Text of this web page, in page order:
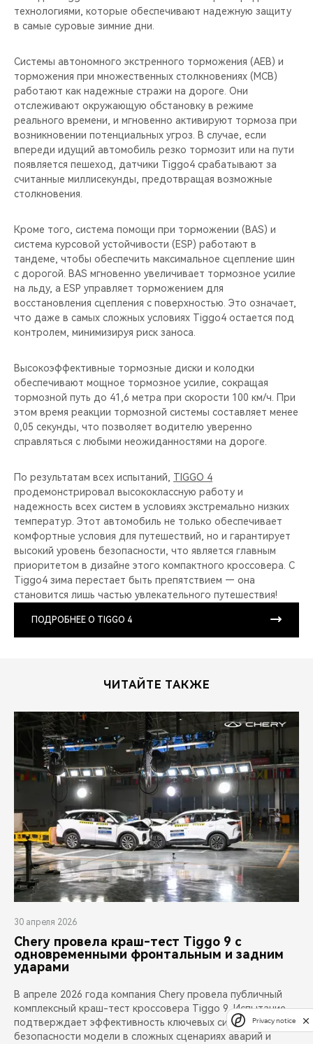
технологиями, которые обеспечивают надежную защиту
в самые суровые зимние дни.
Системы автономного экстренного торможения (AEB) и
торможения при множественных столкновениях (MCB)
работают как надежные стражи на дороге. Они
отслеживают окружающую обстановку в режиме
реального времени, и мгновенно активируют тормоза при
возникновении потенциальных угроз. В случае, если
впереди идущий автомобиль резко тормозит или на пути
появляется пешеход, датчики Tiggo4 срабатывают за
считанные миллисекунды, предотвращая возможные
столкновения.
Кроме того, система помощи при торможении (BAS) и
система курсовой устойчивости (ESP) работают в
тандеме, чтобы обеспечить максимальное сцепление шин
с дорогой. BAS мгновенно увеличивает тормозное усилие
на льду, а ESP управляет торможением для
восстановления сцепления с поверхностью. Это означает,
что даже в самых сложных условиях Tiggo4 остается под
контролем, минимизируя риск заноса.
Высокоэффективные тормозные диски и колодки
обеспечивают мощное тормозное усилие, сокращая
тормозной путь до 41,6 метра при скорости 100 км/ч. При
этом время реакции тормозной системы составляет менее
0,05 секунды, что позволяет водителю уверенно
справляться с любыми неожиданностями на дороге.
По результатам всех испытаний, TIGGO 4
продемонстрировал высококлассную работу и
надежность всех систем в условиях экстремально низких
температур. Этот автомобиль не только обеспечивает
комфортные условия для путешествий, но и гарантирует
высокий уровень безопасности, что является главным
приоритетом в дизайне этого компактного кроссовера. С
Tiggo4 зима перестает быть препятствием — она
становится лишь частью увлекательного путешествия!
ПОДРОБНЕЕ О TIGGO 4
ЧИТАЙТЕ ТАКЖЕ
30 апреля 2026
Chery провела краш-тест Tiggo 9 с
одновременными фронтальным и задним
ударами
В апреле 2026 года компания Chery провела публичный
комплексный краш-тест кроссовера Tiggo 9. Испытание
подтверждает эффективность ключевых систем
безопасности модели в сложных сценариях аварий и
Privacy notice